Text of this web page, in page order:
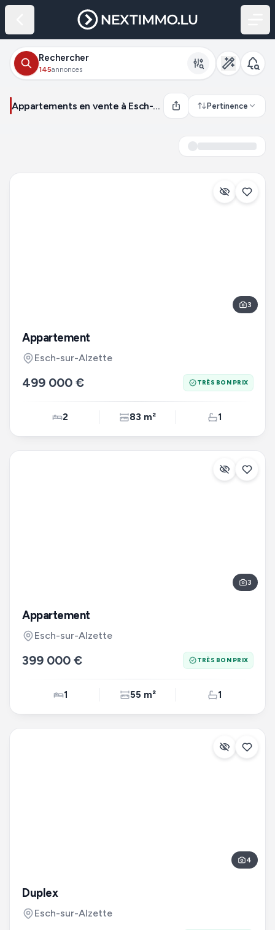
Rechercher
145annonces
Appartements en vente à Esch-sur-Alzette (Luxembourg) Pertinence
3
Appartement
Esch-sur-Alzette
499 000 € TRÈS BON PRIX
2 83 m² 1
3
Appartement
Esch-sur-Alzette
399 000 € TRÈS BON PRIX
1 55 m² 1
4
Duplex
Esch-sur-Alzette